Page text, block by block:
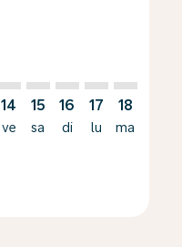
14
ve
15
sa
16
di
17
lu
18
ma